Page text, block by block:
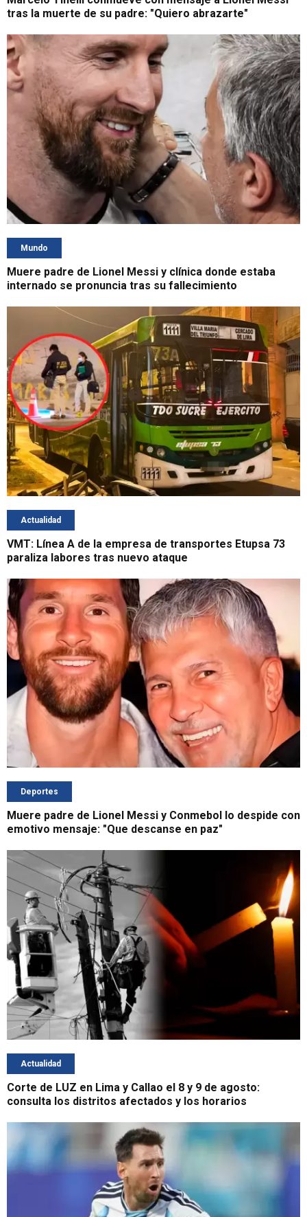
tras la muerte de su padre: "Quiero abrazarte"
Mundo
Muere padre de Lionel Messi y clínica donde estaba
internado se pronuncia tras su fallecimiento
Actualidad
VMT: Línea A de la empresa de transportes Etupsa 73
paraliza labores tras nuevo ataque
Deportes
Muere padre de Lionel Messi y Conmebol lo despide con
emotivo mensaje: "Que descanse en paz"
Actualidad
Corte de LUZ en Lima y Callao el 8 y 9 de agosto:
consulta los distritos afectados y los horarios